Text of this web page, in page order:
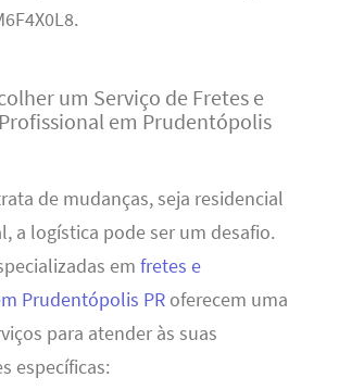
um Serviço de Fretes e
em Prudentópolis
de mudanças, seja residencial
a logística pode ser um desafio.
em fretes e
Prudentópolis PRoferecem uma
para atender às suas
específicas: